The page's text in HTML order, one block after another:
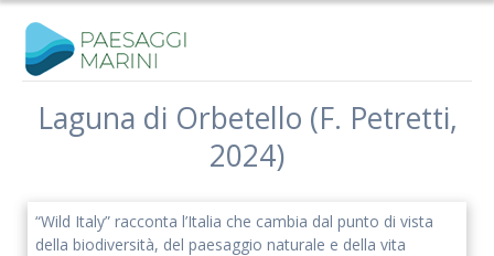
Iscriviti alla nostra newsletter
nostro progetto di ricerca.
Salta
Laguna di Orbetello (F. Petretti,
2024)
“Wild Italy” racconta l’Italia che cambia dal punto di vista
della biodiversità, del paesaggio naturale e della vita